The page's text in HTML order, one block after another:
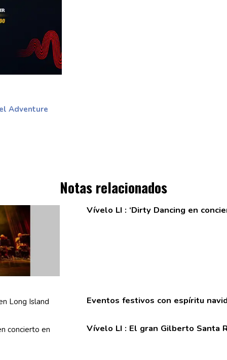
Adventure
Notas relacionados
Vívelo LI : ‘Dirty Dancing en
Eventos festivos con espíritu
Vívelo LI : El gran Gilberto Santa